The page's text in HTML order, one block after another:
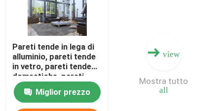
Pareti tende in lega di
alluminio, pareti tende
in vetro, pareti tende
domestiche, pareti
tende di ingegneria,
pareti tende di fascia
alta
Miglior prezzo
view
all
Mostra tutto